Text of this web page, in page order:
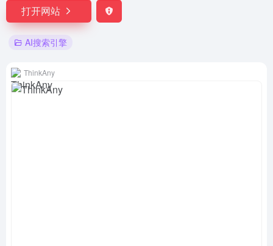
打开网站
AI搜索引擎
ThinkAny